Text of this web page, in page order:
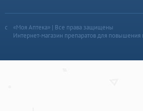
«Моя Аптека» | Все права защищены
Интернет-магазин препаратов для повышения